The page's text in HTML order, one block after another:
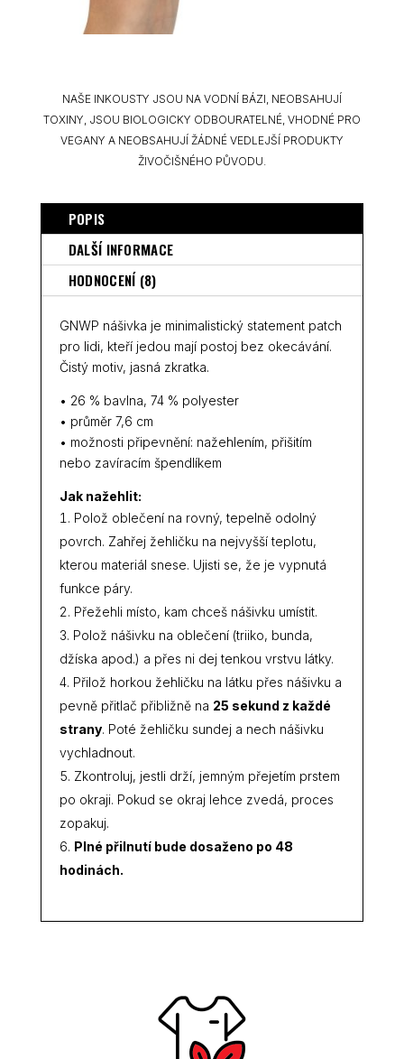
NAŠE INKOUSTY JSOU NA VODNÍ BÁZI, NEOBSAHUJÍ
TOXINY, JSOU BIOLOGICKY ODBOURATELNÉ, VHODNÉ PRO
VEGANY A NEOBSAHUJÍ ŽÁDNÉ VEDLEJŠÍ PRODUKTY
ŽIVOČIŠNÉHO PŮVODU.
POPIS
DALŠÍ INFORMACE
HODNOCENÍ (8)
GNWP nášivka je minimalistický statement patch
pro lidi, kteří jedou mají postoj bez okecávání.
Čistý motiv, jasná zkratka.
• 26 % bavlna, 74 % polyester
• průměr 7,6 cm
• možnosti připevnění: nažehlením, přišitím
nebo zavíracím špendlíkem
Jak nažehlit:
Polož oblečení na rovný, tepelně odolný
povrch. Zahřej žehličku na nejvyšší teplotu,
kterou materiál snese. Ujisti se, že je vypnutá
funkce páry.
Přežehli místo, kam chceš nášivku umístit.
Polož nášivku na oblečení (triiko, bunda,
džíska apod.) a přes ni dej tenkou vrstvu látky.
Přilož horkou žehličku na látku přes nášivku a
pevně přitlač přibližně na 25 sekund z každé
strany. Poté žehličku sundej a nech nášivku
vychladnout.
Zkontroluj, jestli drží, jemným přejetím prstem
po okraji. Pokud se okraj lehce zvedá, proces
zopakuj.
Plné přilnutí bude dosaženo po 48
hodinách.